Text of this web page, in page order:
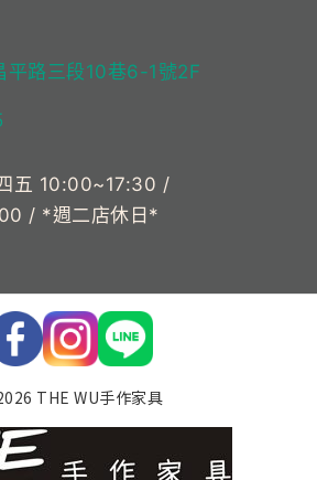
平路三段10巷6-1號2F
五 10:00~17:30 /
/ *週二店休日*
THE WU手作家具